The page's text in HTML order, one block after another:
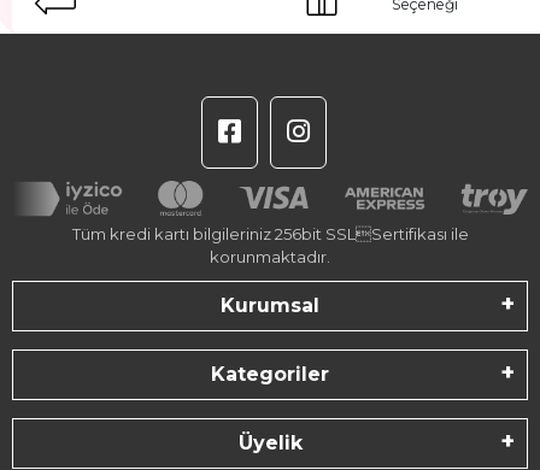
Seçeneği
Tüm kredi kartı bilgileriniz 256bit SSLSertifikası ile
korunmaktadır.
Kurumsal
Kategoriler
Üyelik